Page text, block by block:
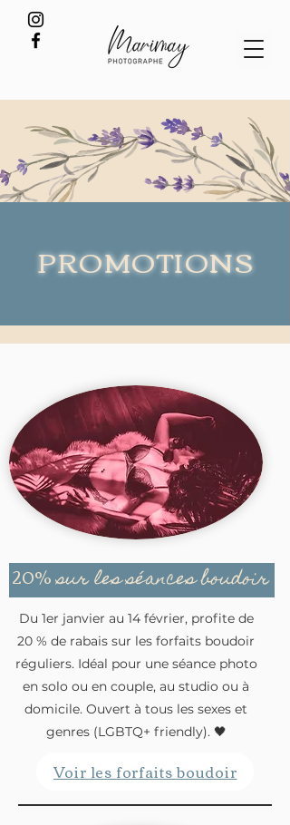
PROMOTIONS
20%sur les séances boudoir
Du 1er janvier au 14 février, profite de
20 % de rabais sur les forfaits boudoir
réguliers. Idéal pour une séance photo
en solo ou en couple, au studio ou à
domicile. Ouvert à tous les sexes et
genres (LGBTQ+ friendly). 🖤
Voir les forfaits boudoir